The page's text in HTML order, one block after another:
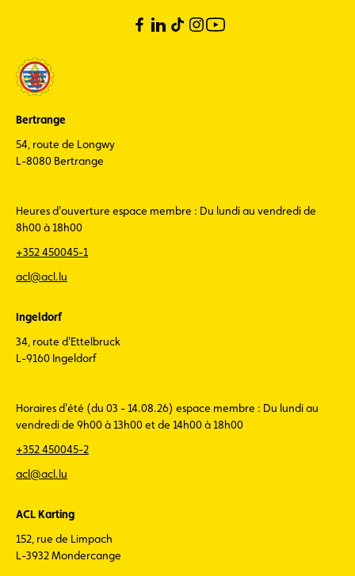
Bertrange
54, route de Longwy
L-8080 Bertrange
Heures d'ouverture espace membre : Du lundi au vendredi de
8h00 à 18h00
+352 450045-1
acl@acl.lu
Ingeldorf
34, route d'Ettelbruck
L-9160 Ingeldorf
Horaires d'été (du 03 - 14.08.26) espace membre : Du lundi au
vendredi de 9h00 à 13h00 et de 14h00 à 18h00
+352 450045-2
acl@acl.lu
ACL Karting
152, rue de Limpach
L-3932 Mondercange